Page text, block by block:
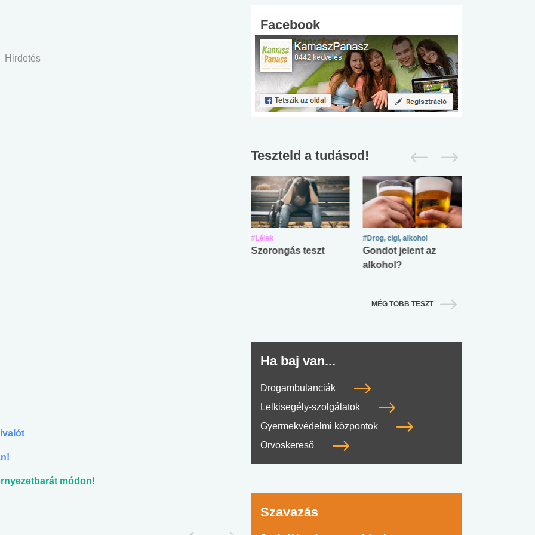
Hirdetés
módon!
Facebook
Teszteld a tudásod!
#Lélek
Szorongás teszt
#Drog, cigi, alkohol
Gondot jelent az
alkohol?
MÉG TÖBB TESZT
Ha baj van...
Drogambulanciák
Lelkisegély-szolgálatok
Gyermekvédelmi központok
Orvoskereső
Szavazás